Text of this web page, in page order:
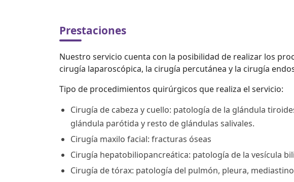
Prestaciones
Nuestro servicio cuenta con la posibilidad de realizar los
cirugía laparoscópica, la cirugía percutánea y la cirugía
Tipo de procedimientos quirúrgicos que realiza el servicio:
Cirugía de cabeza y cuello: patología de la glándula
glándula parótida y resto de glándulas salivales.
Cirugía maxilo facial: fracturas óseas
Cirugía hepatobiliopancreática: patología de la vesícula
Cirugía de tórax: patología del pulmón, pleura,